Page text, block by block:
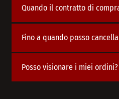
Quando il contratto di
Fino a quando posso
Posso visionare i miei ordini?